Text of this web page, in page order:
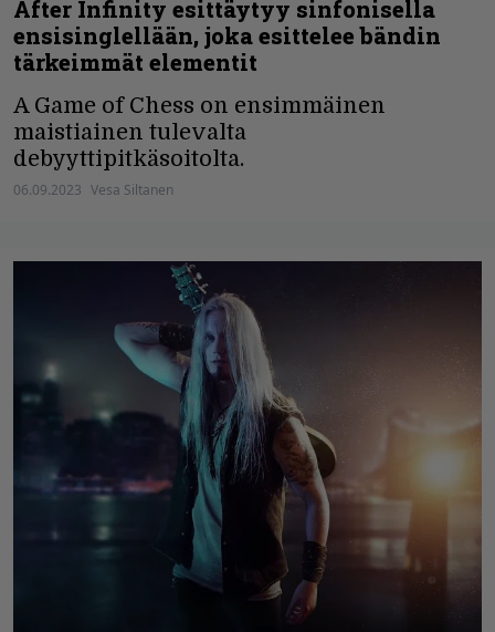
After Infinity esittäytyy sinfonisella
ensisinglellään, joka esittelee bändin
tärkeimmät elementit
A Game of Chess on ensimmäinen
maistiainen tulevalta
debyyttipitkäsoitolta.
06.09.2023 Vesa Siltanen